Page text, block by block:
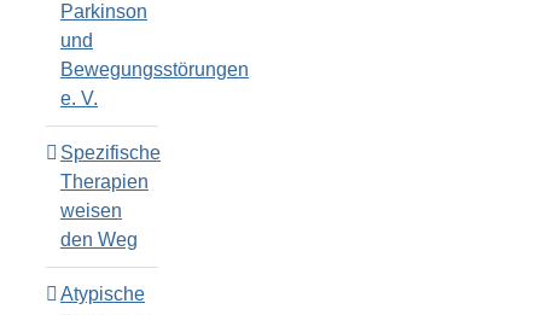
Parkinson
und
Bewegungsstörungen
e. V.
Spezifische
Therapien
weisen
den Weg
Atypische